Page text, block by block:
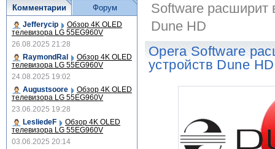
Software расширит
Dune HD
Opera Software
устройств Dune HD
Комментарии
Jefferycip Обзор 4K OLED
телевизора LG 55EG960V
26.08.2025 21:28
RaymondRal
Обзор 4K OLED
телевизора LG 55EG960V
24.08.2025 19:02
Augustsoore
Обзор 4K OLED
телевизора LG 55EG960V
23.06.2025 19:28
LesliedeF
Обзор 4K OLED
телевизора LG 55EG960V
03.06.2025 20:14
Форум